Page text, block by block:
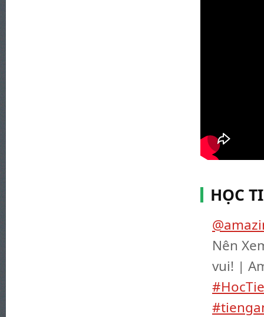
HỌC
Nên
vui! |